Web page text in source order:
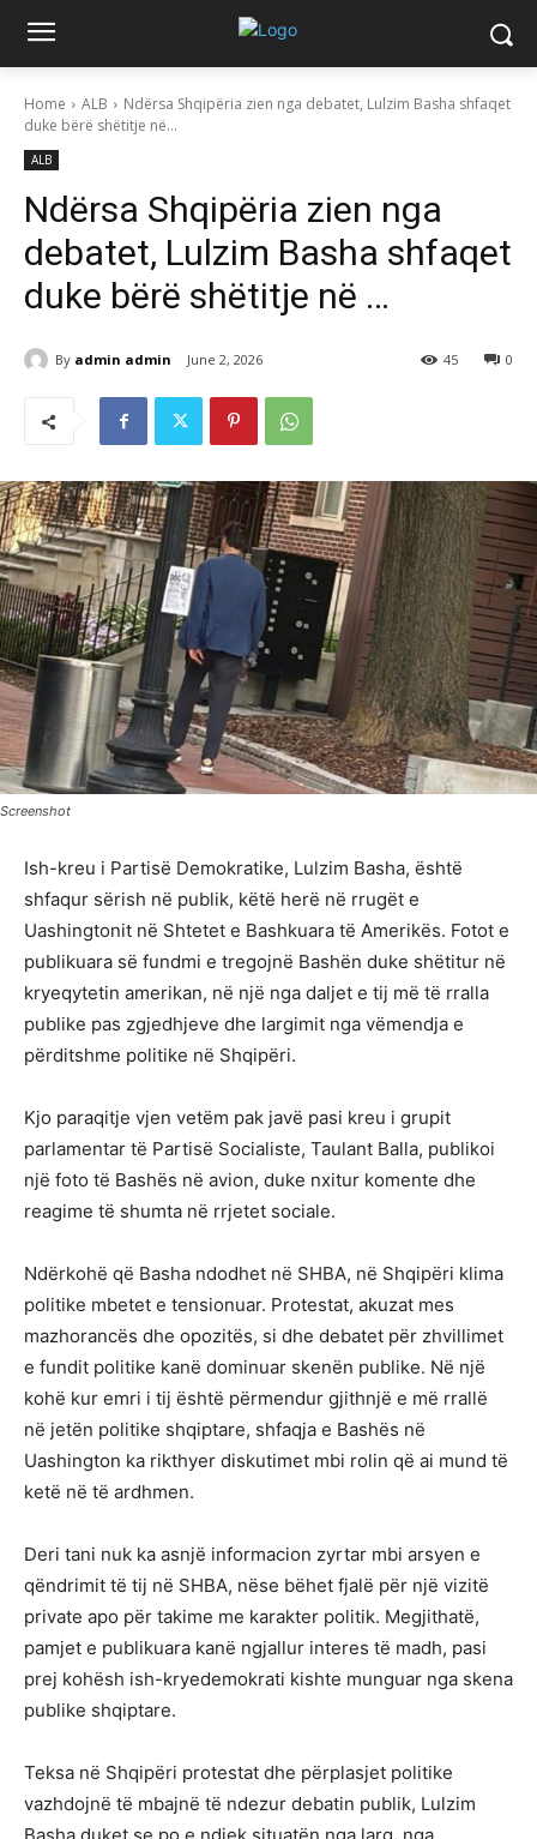
Home ALB
Ndërsa Shqipëria zien nga debatet, Lulzim Basha shfaqet
duke bërë shëtitje në...
ALB
Ndërsa Shqipëria zien nga
debatet, Lulzim Basha shfaqet
duke bërë shëtitje në …
By admin admin June 2, 2026 0
45
Screenshot
Ish-kreu i Partisë Demokratike, Lulzim Basha, është
shfaqur sërish në publik, këtë herë në rrugët e
Uashingtonit në Shtetet e Bashkuara të Amerikës. Fotot e
publikuara së fundmi e tregojnë Bashën duke shëtitur në
kryeqytetin amerikan, në një nga daljet e tij më të rralla
publike pas zgjedhjeve dhe largimit nga vëmendja e
përditshme politike në Shqipëri.
Kjo paraqitje vjen vetëm pak javë pasi kreu i grupit
parlamentar të Partisë Socialiste, Taulant Balla, publikoi
një foto të Bashës në avion, duke nxitur komente dhe
reagime të shumta në rrjetet sociale.
Ndërkohë që Basha ndodhet në SHBA, në Shqipëri klima
politike mbetet e tensionuar. Protestat, akuzat mes
mazhorancës dhe opozitës, si dhe debatet për zhvillimet
e fundit politike kanë dominuar skenën publike. Në një
kohë kur emri i tij është përmendur gjithnjë e më rrallë
në jetën politike shqiptare, shfaqja e Bashës në
Uashington ka rikthyer diskutimet mbi rolin që ai mund të
ketë në të ardhmen.
Deri tani nuk ka asnjë informacion zyrtar mbi arsyen e
qëndrimit të tij në SHBA, nëse bëhet fjalë për një vizitë
private apo për takime me karakter politik. Megjithatë,
pamjet e publikuara kanë ngjallur interes të madh, pasi
prej kohësh ish-kryedemokrati kishte munguar nga skena
publike shqiptare.
Teksa në Shqipëri protestat dhe përplasjet politike
vazhdojnë të mbajnë të ndezur debatin publik, Lulzim